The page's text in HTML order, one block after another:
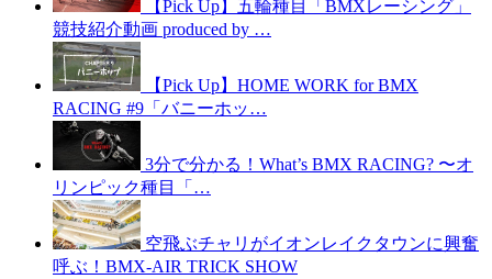
【Pick Up】五輪種目「BMXレーシング」
競技紹介動画 produced by …
【Pick Up】HOME WORK for BMX
RACING #9「バニーホッ…
3分で分かる！What’s BMX RACING? 〜オ
リンピック種目「…
空飛ぶチャリがイオンレイクタウンに興奮
呼ぶ！BMX-AIR TRICK SHOW